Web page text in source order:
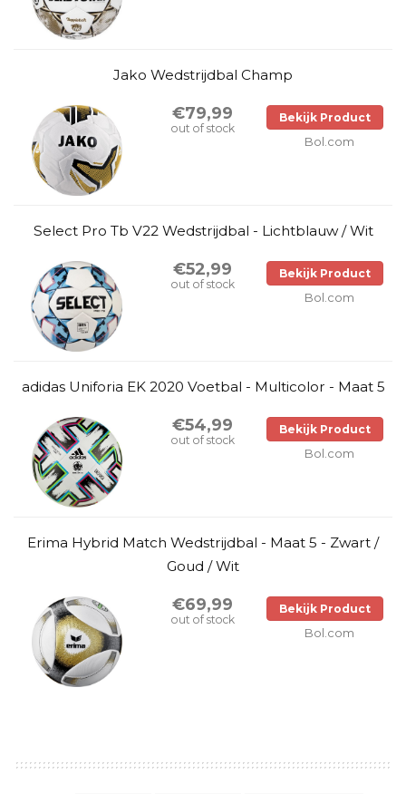
Jako Wedstrijdbal Champ
€79,99
out of stock
Bekijk Product
Bol.com
Select Pro Tb V22 Wedstrijdbal - Lichtblauw / Wit
€52,99
out of stock
Bekijk Product
Bol.com
adidas Uniforia EK 2020 Voetbal - Multicolor - Maat 5
€54,99
out of stock
Bekijk Product
Bol.com
Erima Hybrid Match Wedstrijdbal - Maat 5 - Zwart /
Goud / Wit
€69,99
out of stock
Bekijk Product
Bol.com